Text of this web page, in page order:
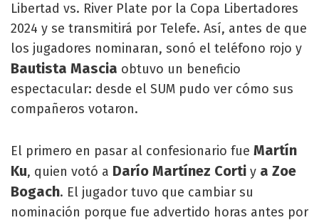
Libertad vs. River Plate por la Copa Libertadores
2024 y se transmitirá por Telefe. Así, antes de que
los jugadores nominaran, sonó el teléfono rojo y
Bautista Mascia obtuvo un beneficio
espectacular: desde el SUM pudo ver cómo sus
compañeros votaron.
El primero en pasar al confesionario fue Martín
Ku, quien votó a Darío Martínez Corti y a Zoe
Bogach. El jugador tuvo que cambiar su
nominación porque fue advertido horas antes por